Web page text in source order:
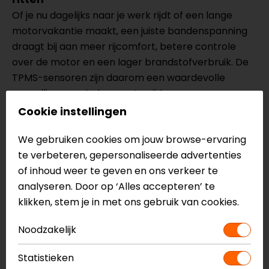
Of je nu dagelijks naar je werk rijdt of een lange
motorvakantie maakt, een juiste bandenspanning
draagt bij aan meer rijcomfort, betere controle
over de motor en een lager brandstofverbruik. De
TPMS-sensoren zijn daarom een waardevolle
aanvulling voor iedere motorrijder.
De Midland 2 TPMS Sensors zijn speciaal ontworpen
voor gebruik met de Midland BikePlay Pro. Hierdoor
werken de sensoren naadloos samen met het
systeem en heb je de bandenspanning altijd
overzichtelijk beschikbaar tijdens het rijden.
Meer informatie nodig?
Heb je meer informatie nodig over dit product?
Cookie instellingen
We gebruiken cookies om jouw browse-ervaring
te verbeteren, gepersonaliseerde advertenties
of inhoud weer te geven en ons verkeer te
analyseren. Door op ‘Alles accepteren’ te
klikken, stem je in met ons gebruik van cookies.
Noodzakelijk
Statistieken